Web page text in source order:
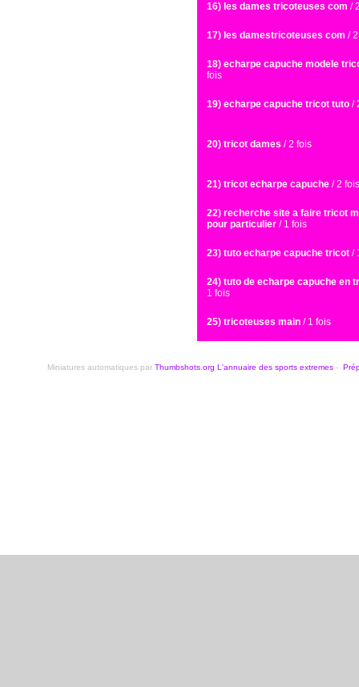
16) les dames tricoteuses com /
17) les damestricoteuses com /
18) echarpe capuche modele
fois
19) echarpe capuche tricot tuto /
20) tricot dames / 2 fois
21) tricot echarpe capuche / 2 fois
22) recherche site a faire tricot
pour particulier / 1 fois
23) tuto echarpe capuche tricot /
24) tuto de echarpe capuche en
1 fois
25) tricoteuses main / 1 fois
Miniatures automatiques parThumbshots.org L'annuaire des sports extremes -